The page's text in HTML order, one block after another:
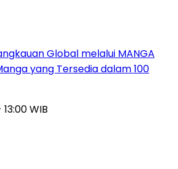
Global melalui MANGA
yang Tersedia dalam 100
WIB